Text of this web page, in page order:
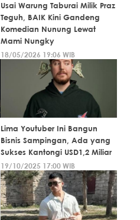
Usai Warung Taburai Milik Praz
Teguh, BAIK Kini Gandeng
Komedian Nunung Lewat
Mami Nungky
18/05/2026 19:06 WIB
Lima Youtuber Ini Bangun
Bisnis Sampingan, Ada yang
Sukses Kantongi USD1,2 Miliar
19/10/2025 17:00 WIB